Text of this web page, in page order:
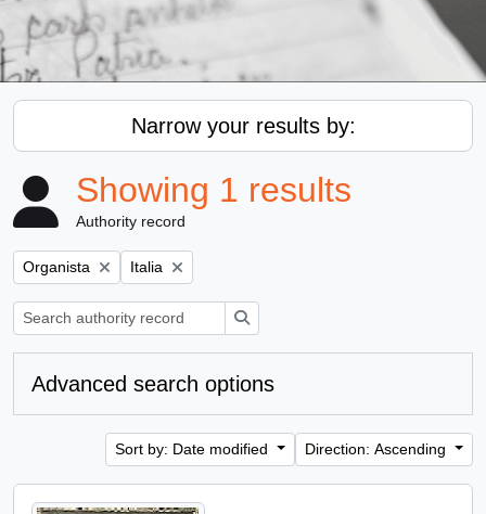
Narrow your results by:
Showing 1 results
Authority record
Remove filter:
Organista Remove filter:
Italia
Advanced search options
Sort by: Date modified Direction: Ascending